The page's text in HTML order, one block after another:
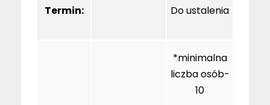
Termin: Do ustalenia
*minimalna
liczba osób-
10